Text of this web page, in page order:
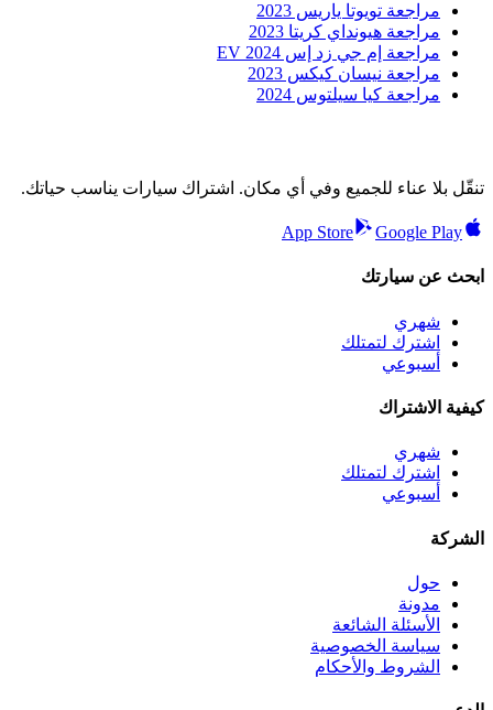
مراجعة تويوتا ياريس 2023
مراجعة هيونداي كريتا 2023
مراجعة إم جي زد إس EV 2024
مراجعة نيسان كيكس 2023
مراجعة كيا سيلتوس 2024
تنقّل بلا عناء للجميع وفي أي مكان. اشتراك سيارات يناسب حياتك.
App Store Google Play
ابحث عن سيارتك
شهري
اشترك لتمتلك
أسبوعي
كيفية الاشتراك
شهري
اشترك لتمتلك
أسبوعي
الشركة
حول
مدونة
الأسئلة الشائعة
سياسة الخصوصية
الشروط والأحكام